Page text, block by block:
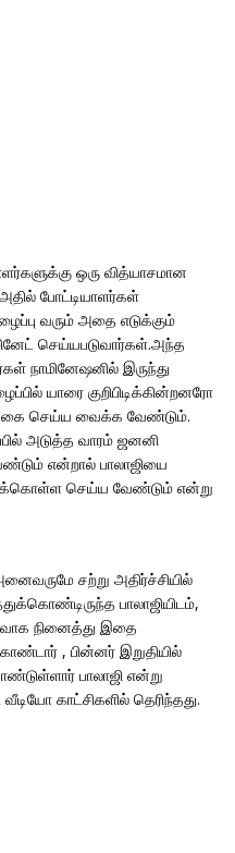
ஒரு வித்யாசமான
போட்டியாளர்கள்
வரும் அதை எடுக்கும்
செய்யபடுவார்கள்.அந்த
நாமினேஷனில் இருந்து
யாரை குறிபிடிக்கின்றனரோ
செய்ய வைக்க வேண்டும்.
அடுத்த வாரம் ஜனனி
என்றால் பாலாஜியை
செய்ய வேண்டும் என்று
சற்று அதிர்ச்சியில்
பாலாஜியிடம்,
நினைத்து இதை
, பின்னர் இறுதியில்
பாலாஜி என்று
வீடியோ காட்சிகளில் தெரிந்தது.